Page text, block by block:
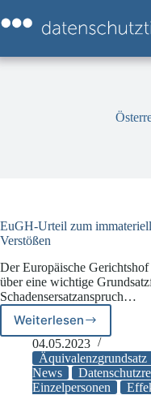
Inhalt
springen
EuGH-Urteil zum
Verstößen
Der Europäische
über eine wichtige
Schadensersatzanspruch…
Weiterlesen
EuGH-
Urteil
zum
immateriellen
Schadensersatz
04.05.2023
Äquivalenzgrundsatz
News
Einzelpersonen